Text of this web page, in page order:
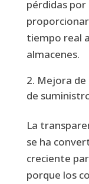
pérdidas
tiempo real
almacenes.
Mejora de
de
La
se ha
creciente
porque los